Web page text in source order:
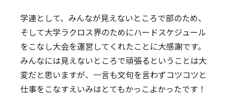
学連として、みんなが見えないところで部のため、
そして大学ラクロス界のためにハードスケジュール
をこなし大会を運営してくれたことに大感謝です。
みんなには見えないところで頑張るということは大
変だと思いますが、一言も文句を言わずコツコツと
仕事をこなすえいみはとてもかっこよかったです！